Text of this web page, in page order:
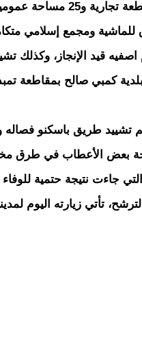
ومجمع إسلامي
كمبي صالح بمقاطعة
تشييد طريق باسكنو
بعض الأعطاب في طرق
جاءت نتيجة حتمية
تأتي زيارته اليوم